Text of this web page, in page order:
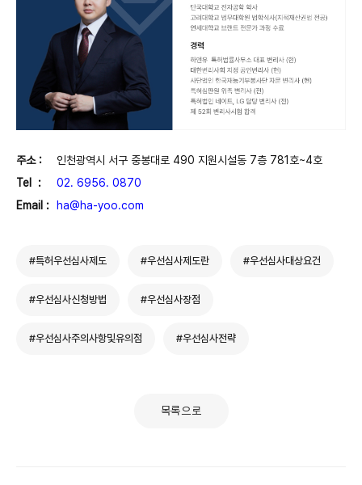
주소 :
인천광역시 서구 중봉대로 490 지원시설동 7층 781호~4호
Tel :
02. 6956. 0870
Email : ha@ha-yoo.com
#특허우선심사제도 #우선심사제도란 #우선심사대상요건
#우선심사신청방법 #우선심사장점
#우선심사주의사항및유의점 #우선심사전략
목록으로